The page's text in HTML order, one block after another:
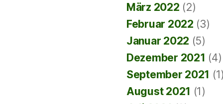
März 2022 (2)
Februar 2022 (3)
Januar 2022 (5)
Dezember 2021 (4)
September 2021
August 2021 (1)